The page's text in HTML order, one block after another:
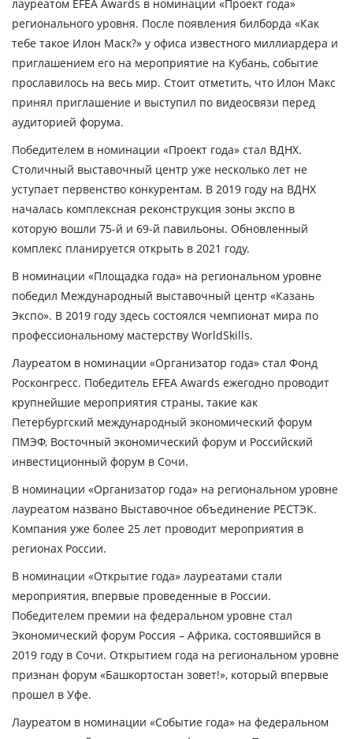
лауреатом EFEA Awards в номинации «Проект года»
регионального уровня. После появления билборда «Как
тебе такое Илон Маск?» у офиса известного миллиардера и
приглашением его на мероприятие на Кубань, событие
прославилось на весь мир. Стоит отметить, что Илон Макс
принял приглашение и выступил по видеосвязи перед
аудиторией форума.
Победителем в номинации «Проект года» стал ВДНХ.
Столичный выставочный центр уже несколько лет не
уступает первенство конкурентам. В 2019 году на ВДНХ
началась комплексная реконструкция зоны экспо в
которую вошли 75-й и 69-й павильоны. Обновленный
комплекс планируется открыть в 2021 году.
В номинации «Площадка года» на региональном уровне
победил Международный выставочный центр «Казань
Экспо». В 2019 году здесь состоялся чемпионат мира по
профессиональному мастерству WorldSkills.
Лауреатом в номинации «Организатор года» стал Фонд
Росконгресс. Победитель EFEA Awards ежегодно проводит
крупнейшие мероприятия страны, такие как
Петербургский международный экономический форум
ПМЭФ, Восточный экономический форум и Российский
инвестиционный форум в Сочи.
В номинации «Организатор года» на региональном уровне
лауреатом названо Выставочное объединение РЕСТЭК.
Компания уже более 25 лет проводит мероприятия в
регионах России.
В номинации «Открытие года» лауреатами стали
мероприятия, впервые проведенные в России.
Победителем премии на федеральном уровне стал
Экономический форум Россия – Африка, состоявшийся в
2019 году в Сочи. Открытием года на региональном уровне
признан форум «Башкортостан зовет!», который впервые
прошел в Уфе.
Лауреатом в номинации «Событие года» на федеральном